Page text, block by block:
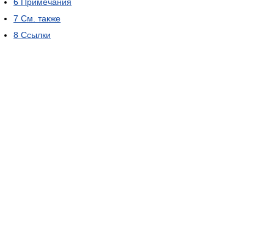
7 См. также
8 Ссылки